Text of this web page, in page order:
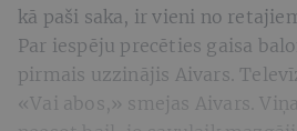
kā paši saka, ir vieni no
Par iespēju precēties gaisa
pirmais uzzinājis Aivars.
«Vai abos,» smejas Aivars.